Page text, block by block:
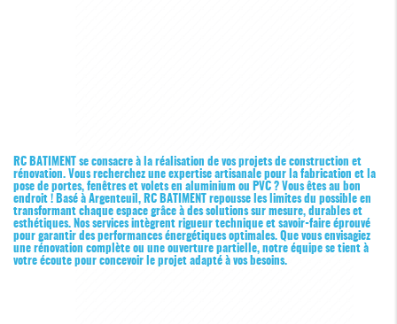
RC BATIMENT se consacre à la réalisation de vos projets de construction et
rénovation. Vous recherchez une expertise artisanale pour la fabrication et la
pose de portes, fenêtres et volets en aluminium ou PVC ? Vous êtes au bon
endroit ! Basé à Argenteuil, RC BATIMENT repousse les limites du possible en
transformant chaque espace grâce à des solutions sur mesure, durables et
esthétiques. Nos services intègrent rigueur technique et savoir-faire éprouvé
pour garantir des performances énergétiques optimales. Que vous envisagiez
une rénovation complète ou une ouverture partielle, notre équipe se tient à
votre écoute pour concevoir le projet adapté à vos besoins.